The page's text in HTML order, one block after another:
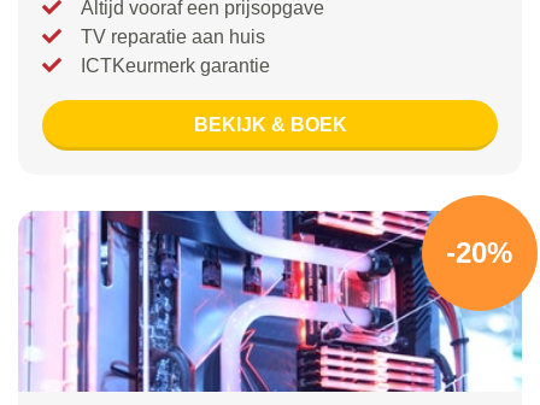
Altijd vooraf een prijsopgave
TV reparatie aan huis
ICTKeurmerk garantie
BEKIJK & BOEK
-20%